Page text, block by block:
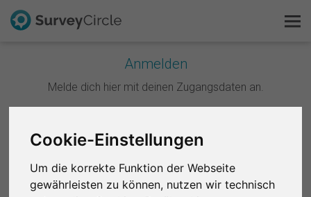
Cookie-Einstellungen
Um die korrekte Funktion der Webseite
gewährleisten zu können, nutzen wir technisch
Anmelden
Melde dich hier mit deinen Zugangsdaten an.
Weiter mit Google
Weiter mit Facebook
Das ist SurveyCircle
FAQ